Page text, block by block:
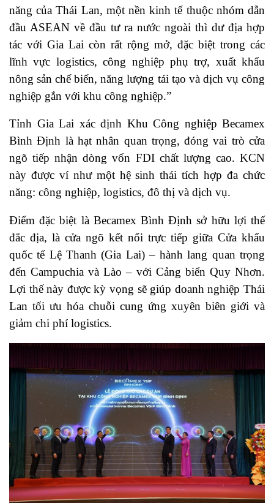
năng của Thái Lan, một nền kinh tế thuộc nhóm dẫn
đầu ASEAN về đầu tư ra nước ngoài thì dư địa hợp
tác với Gia Lai còn rất rộng mở, đặc biệt trong các
lĩnh vực logistics, công nghiệp phụ trợ, xuất khẩu
nông sản chế biến, năng lượng tái tạo và dịch vụ công
nghiệp gắn với khu công nghiệp.”
Tỉnh Gia Lai xác định Khu Công nghiệp Becamex
Bình Định là hạt nhân quan trọng, đóng vai trò cửa
ngõ tiếp nhận dòng vốn FDI chất lượng cao. KCN
này được ví như một hệ sinh thái tích hợp đa chức
năng: công nghiệp, logistics, đô thị và dịch vụ.
Điểm đặc biệt là Becamex Bình Định sở hữu lợi thế
đắc địa, là cửa ngõ kết nối trực tiếp giữa Cửa khẩu
quốc tế Lệ Thanh (Gia Lai) – hành lang quan trọng
đến Campuchia và Lào – với Cảng biển Quy Nhơn.
Lợi thế này được kỳ vọng sẽ giúp doanh nghiệp Thái
Lan tối ưu hóa chuỗi cung ứng xuyên biên giới và
giảm chi phí logistics.